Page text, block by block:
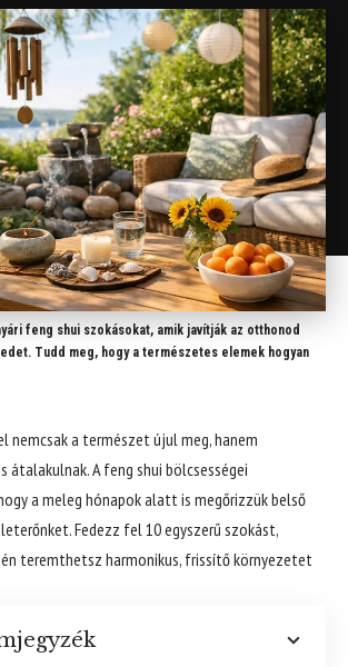
feng shui szokásokat, amik javítják az otthonod
Tudd meg, hogy a természetes elemek hogyan
nemcsak a természet újul meg, hanem
átalakulnak. A feng shui bölcsességei
a meleg hónapok alatt is megőrizzük belső
Fedezz fel 10 egyszerű szokást,
teremthetsz harmonikus, frissítő környezetet